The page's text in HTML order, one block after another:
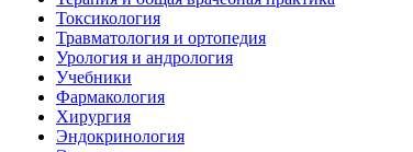
Токсикология
Травматология и ортопедия
Урология и андрология
Учебники
Фармакология
Хирургия
Эндокринология